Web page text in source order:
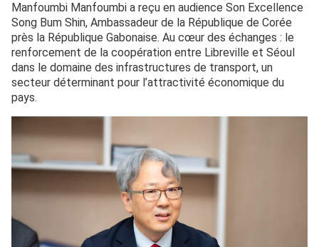
Manfoumbi Manfoumbi a reçu en audience Son Excellence
Song Bum Shin, Ambassadeur de la République de Corée
près la République Gabonaise. Au cœur des échanges : le
renforcement de la coopération entre Libreville et Séoul
dans le domaine des infrastructures de transport, un
secteur déterminant pour l’attractivité économique du
pays.